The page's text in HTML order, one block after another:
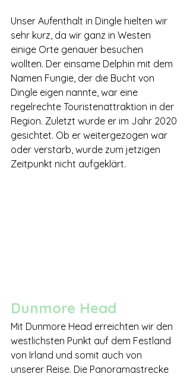
Unser Aufenthalt in Dingle hielten wir
sehr kurz, da wir ganz in Westen
einige Orte genauer besuchen
wollten. Der einsame Delphin mit dem
Namen Fungie, der die Bucht von
Dingle eigen nannte, war eine
regelrechte Touristenattraktion in der
Region. Zuletzt wurde er im Jahr 2020
gesichtet. Ob er weitergezogen war
oder verstarb, wurde zum jetzigen
Zeitpunkt nicht aufgeklärt.
Dunmore Head
Mit Dunmore Head erreichten wir den
westlichsten Punkt auf dem Festland
von Irland und somit auch von
unserer Reise. Die Panoramastrecke